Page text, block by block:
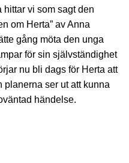
hittar vi som sagt den
om Herta” av Anna
gång möta den unga
för sin självständighet
nu bli dags för Herta att
planerna ser ut att kunna
händelse.